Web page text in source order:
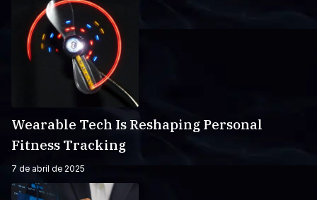
Wearable Tech Is Reshaping Personal
Fitness Tracking
7 de abril de 2025